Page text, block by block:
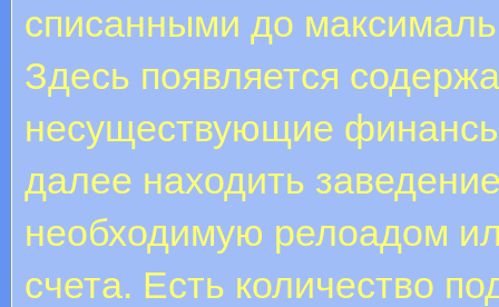
списанными до
Здесь появляется
несуществующие
далее находить
необходимую релоадом
счета. Есть количество